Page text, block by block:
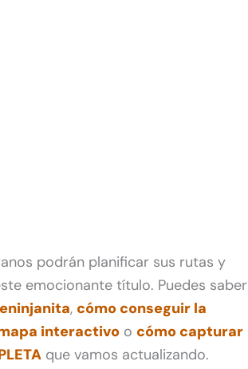
podrán planificar sus rutas y
emocionante título. Puedes saber
, cómo conseguir la
interactivo o cómo capturar
que vamos actualizando.